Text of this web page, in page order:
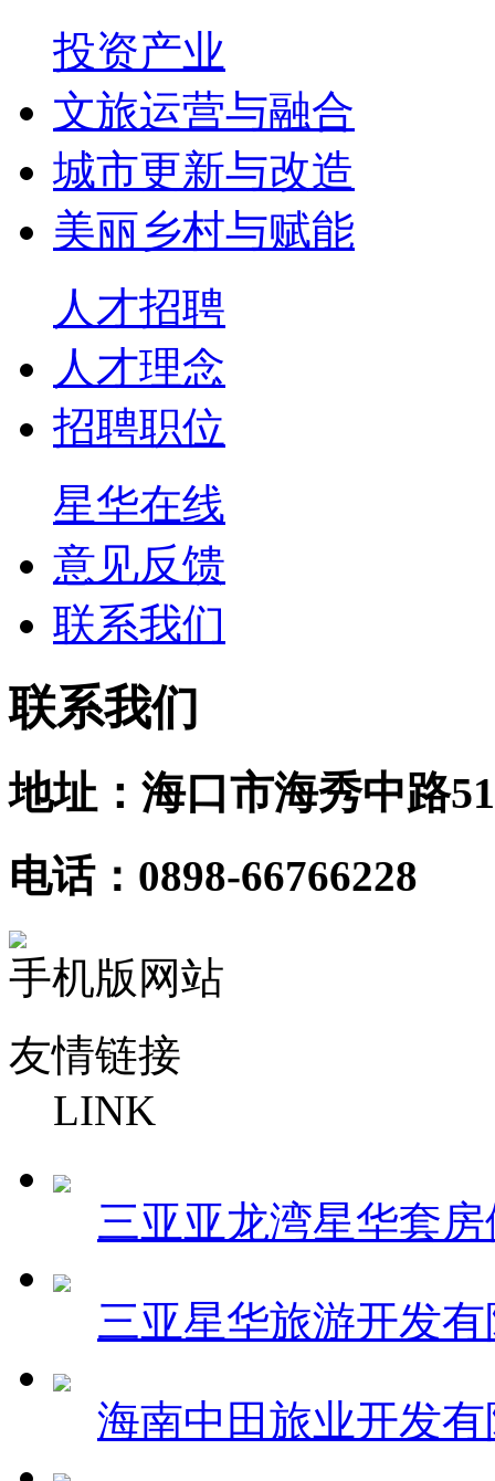
投资产业
文旅运营与融合
城市更新与改造
美丽乡村与赋能
人才招聘
人才理念
招聘职位
星华在线
意见反馈
联系我们
联系我们
地址：海口市海秀中路
电话：0898-66766228
手机版网站
友情链接
LINK
三亚亚龙湾星华套
三亚星华旅游开发
海南中田旅业开发